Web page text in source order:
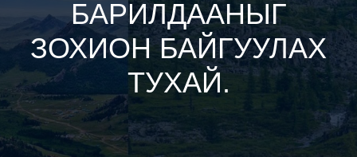
БАРИЛДААНЫГ
ЗОХИОН БАЙГУУЛАХ
ТУХАЙ.